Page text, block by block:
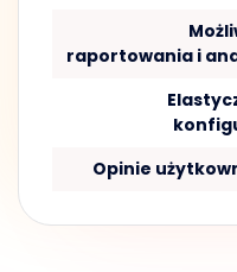
raportowania i
Opinie